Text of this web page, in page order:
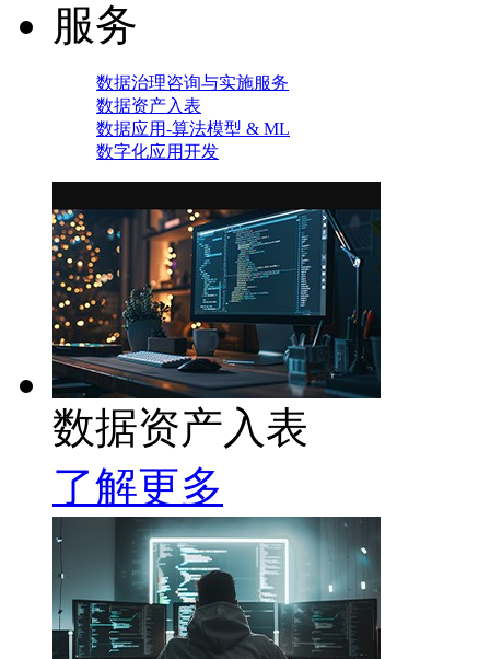
服务
数据治理咨询与实施服务
数据资产入表
数据应用-算法模型 & ML
数字化应用开发
数据资产入表
了解更多